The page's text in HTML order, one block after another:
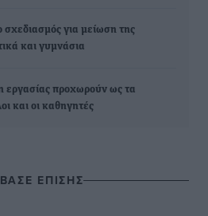
για μείωση της
και γυμνάσια
προχωρούν ως τα
και οι καθηγητές
ΕΠΙΣΗΣ